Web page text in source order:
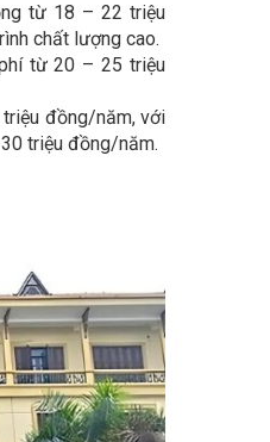
từ 18 – 22 triệu
chất lượng cao.
từ 20 – 25 triệu
đồng/năm, với
triệu đồng/năm.